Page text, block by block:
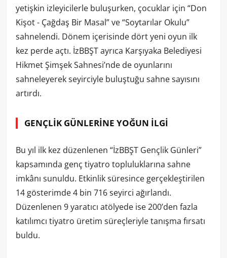
yetişkin izleyicilerle buluşurken, çocuklar için “Don
Kişot - Çağdaş Bir Masal” ve “Soytarılar Okulu”
sahnelendi. Dönem içerisinde dört yeni oyun ilk
kez perde açtı. İzBBŞT ayrıca Karşıyaka Belediyesi
Hikmet Şimşek Sahnesi’nde de oyunlarını
sahneleyerek seyirciyle buluştuğu sahne sayısını
artırdı.
GENÇLİK GÜNLERİNE YOĞUN İLGİ
Bu yıl ilk kez düzenlenen “İzBBŞT Gençlik Günleri”
kapsamında genç tiyatro topluluklarına sahne
imkânı sunuldu. Etkinlik süresince gerçekleştirilen
14 gösterimde 4 bin 716 seyirci ağırlandı.
Düzenlenen 9 yaratıcı atölyede ise 200’den fazla
katılımcı tiyatro üretim süreçleriyle tanışma fırsatı
buldu.